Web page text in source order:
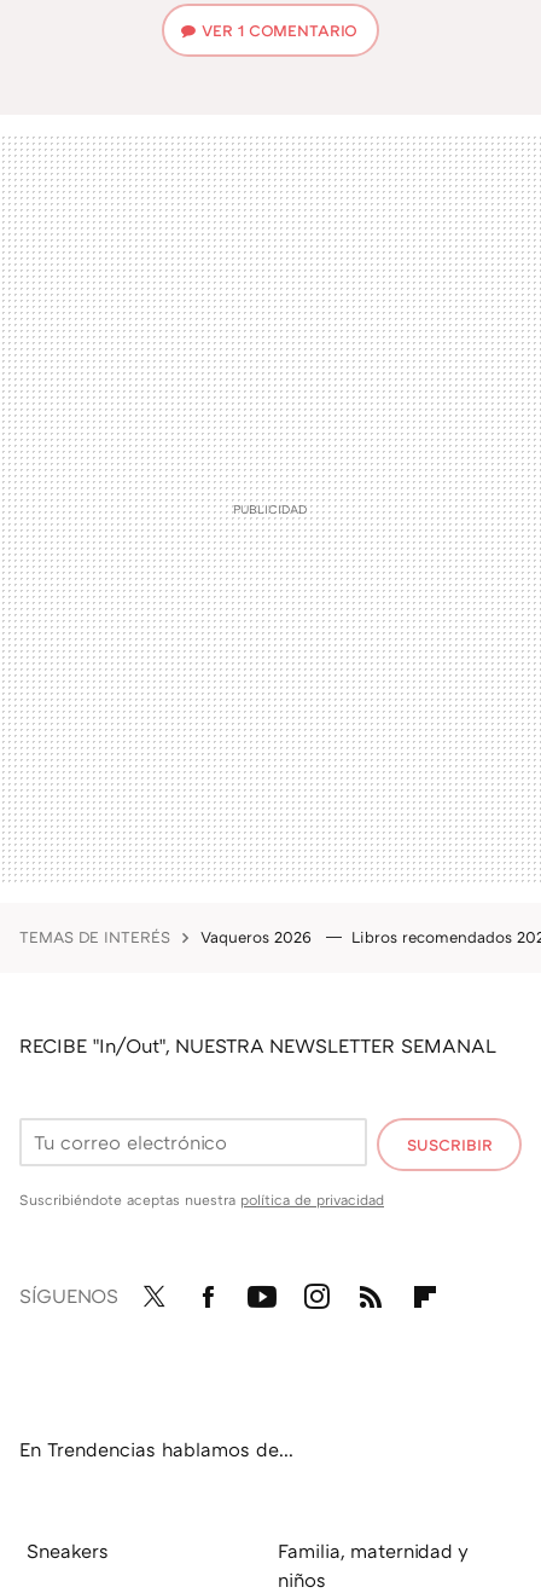
VER1 COMENTARIO
TEMAS DE INTERÉS Vaqueros 2026 Libros recomendados
RECIBE "In/Out", NUESTRA NEWSLETTER SEMANAL
SUSCRIBIR
Suscribiéndote aceptas nuestra política de privacidad
SÍGUENOS
En Trendencias hablamos de...
Sneakers
Familia, maternidad y
niños